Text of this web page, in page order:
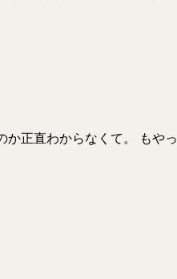
か正直わからなくて。 もやっ